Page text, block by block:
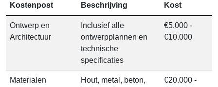
Kostenpost Beschrijving Kost
Ontwerp en
Architectuur
Inclusief alle
ontwerpplannen en
technische
specificaties
€5.000 -
€10.000
Materialen
Hout, metal, beton,
€20.000 -